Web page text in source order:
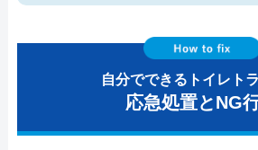
自分でできるトイレト
応急処置とNG